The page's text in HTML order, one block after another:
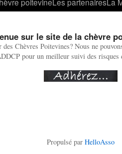
sur le site de la chèvre
Chèvres Poitevines? Nous ne
pour un meilleur suivi des risques
Propulsé par HelloAsso